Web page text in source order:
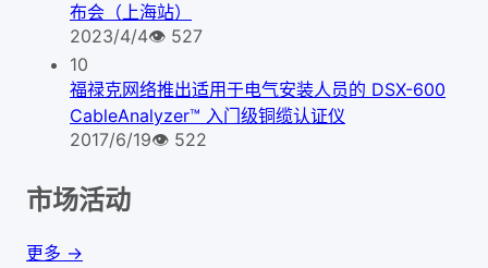
布会（上海站）
2023/4/4👁 527
10
福禄克网络推出适用于电气安装人员的 DSX-600
CableAnalyzer™ 入门级铜缆认证仪
2017/6/19👁 522
市场活动
更多 →